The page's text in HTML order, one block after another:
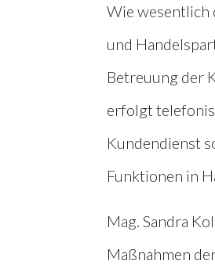
Wie wesentlich
und
Betreuung der
erfolgt
Kundendienst
Funktionen in
Mag. Sandra
Maßnahmen